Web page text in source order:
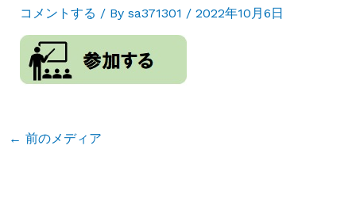
コメントする / By sa371301 / 2022年10月6日
← 前のメディア